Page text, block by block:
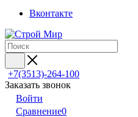
Вконтакте
+7(3513)-264-100
Заказать звонок
Войти
Сравнение0